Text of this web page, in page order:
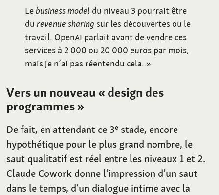
Lebusiness model du niveau 3 pourrait être
durevenue sharing sur les découvertes ou le
travail. OpenAI parlait avant de vendre ces
services à 2 000 ou 20 000 euros par mois,
mais je n’ai pas réentendu cela. »
Vers un nouveau « design des
programmes»
De fait, en attendant ce 3e stade, encore
hypothétique pour le plus grand nombre, le
saut qualitatif est réel entre les niveaux 1 et 2.
Claude Cowork donne l’impression d’un saut
dans le temps, d’un dialogue intime avec la